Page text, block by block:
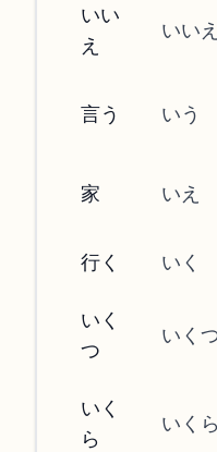
いい
え
いいえ
言う いう
家 いえ
行く いく
いく
つ
いく
いく
ら
いくら